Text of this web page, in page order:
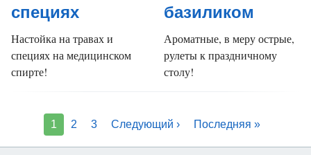
специях
Настойка на травах и
специях на медицинском
спирте!
базиликом
Ароматные, в меру острые,
рулеты к праздничному
столу!
1 2 3 Следующий › Последняя »